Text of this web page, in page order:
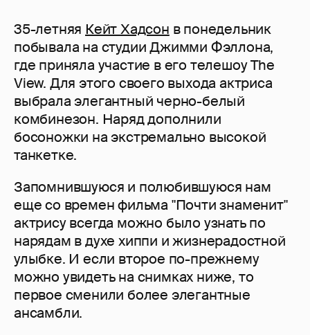
35-летняя Кейт Хадсон в понедельник
побывала на студии Джимми Фэллона,
где приняла участие в его телешоу The
View. Для этого своего выхода актриса
выбрала элегантный черно-белый
комбинезон. Наряд дополнили
босоножки на экстремально высокой
танкетке.
Запомнившуюся и полюбившуюся нам
еще со времен фильма "Почти знаменит"
актрису всегда можно было узнать по
нарядам в духе хиппи и жизнерадостной
улыбке. И если второе по-прежнему
можно увидеть на снимках ниже, то
первое сменили более элегантные
ансамбли.